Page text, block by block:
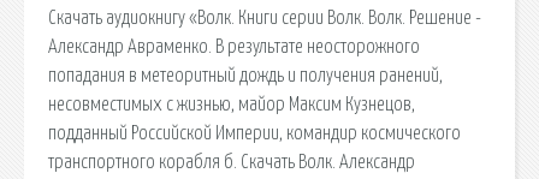
Скачать аудиокнигу «Волк. Книги серии Волк. Волк. Решение -
Александр Авраменко. В результате неосторожного
попадания в метеоритный дождь и получения ранений,
несовместимых с жизнью, майор Максим Кузнецов,
подданный Российской Империи, командир космического
транспортного корабля б. Скачать Волк. Александр